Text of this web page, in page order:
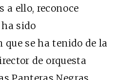
a ello, reconoce
sido
se ha tenido de la
de orquesta